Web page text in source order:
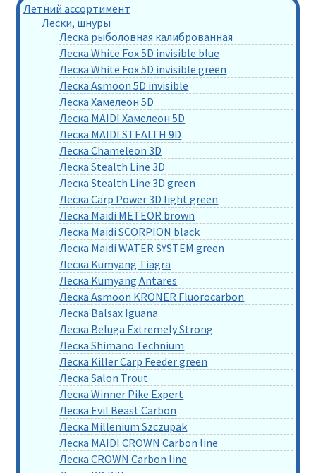
Летний ассортимент
Лески, шнуры
Леска рыболовная калиброванная
Леска White Fox 5D invisible blue
Леска White Fox 5D invisible green
Леска Asmoon 5D invisible
Леска Хамелеон 5D
Леска MAIDI Хамелеон 5D
Леска MAIDI STEALTH 9D
Леска Chameleon 3D
Леска Stealth Line 3D
Леска Stealth Line 3D green
Леска Carp Power 3D light green
Леска Maidi METEOR brown
Леска Maidi SCORPION black
Леска Maidi WATER SYSTEM green
Леска Kumyang Tiagra
Леска Kumyang Antares
Леска Asmoon KRONER Fluorocarbon
Леска Balsax Iguana
Леска Beluga Extremely Strong
Леска Shimano Technium
Леска Killer Carp Feeder green
Леска Salon Trout
Леска Winner Pike Expert
Леска Evil Beast Carbon
Леска Millenium Szczupak
Леска MAIDI CROWN Carbon line
Леска CROWN Carbon line